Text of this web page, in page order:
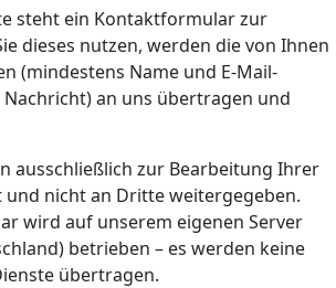
steht ein Kontaktformular zur
dieses nutzen, werden die von Ihnen
(mindestens Name und E-Mail-
an uns übertragen und
ausschließlich zur Bearbeitung Ihrer
nicht an Dritte weitergegeben.
wird auf unserem eigenen Server
betrieben – es werden keine
übertragen.